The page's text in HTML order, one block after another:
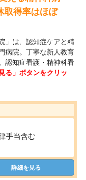
取得率はほぼ
」は、認知症ケアと精
病院。丁寧な新人教育
認知症看護・精神科看
る」ボタンをクリッ
手当含む
詳細を見る